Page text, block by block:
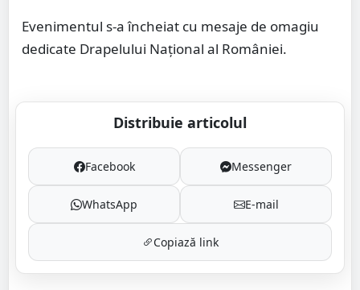
Evenimentul s-a încheiat cu mesaje de omagiu
dedicate Drapelului Național al României.
Distribuie articolul
Facebook Messenger
WhatsApp E-mail
Copiază link